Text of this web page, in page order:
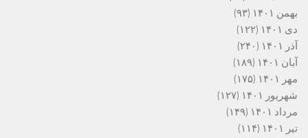
بهمن ۱۴۰۱
(۹۳)
دی ۱۴۰۱
(۱۲۲)
آذر ۱۴۰۱
(۲۴۰)
آبان ۱۴۰۱
(۱۸۹)
مهر ۱۴۰۱
(۱۷۵)
شهریور ۱۴۰۱
(۱۲۷)
مرداد ۱۴۰۱
(۱۴۹)
تیر ۱۴۰۱
(۱۱۴)